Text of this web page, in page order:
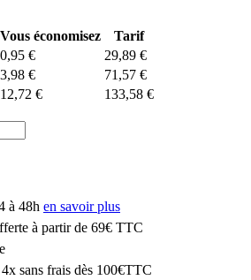
Vous économisez
Tarif
0,95 €
29,89 €
3,98 €
71,57 €
12,72 €
133,58 €
à 48h en savoir plus
à partir de 69€ TTC
4x sans frais dès 100€TTC